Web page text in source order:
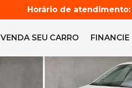
Horário de atendimento:
VENDA SEU CARRO FINANCIE